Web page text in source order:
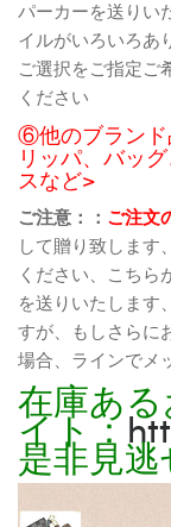
パーカーを送りい
イルがいろいろあ
ご選択をご指定ご
ください
⑥他のブランド
リッパ、バッ
スなど>
ご注意：： ご注文
して贈り致します
ください、こちら
を送りいたします
すが、もしさらに
場合、ラインでメ
在庫あ
イト：
是非見